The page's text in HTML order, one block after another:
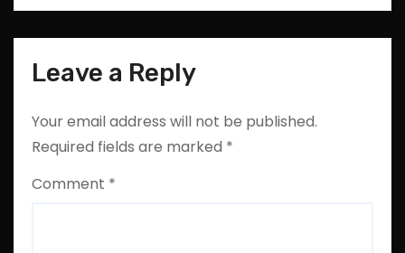
Leave a Reply
Your email address will not be published.
Required fields are marked *
Comment *